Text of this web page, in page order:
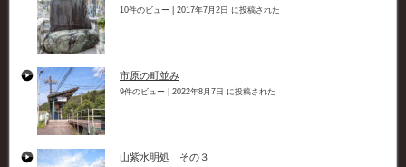
10件のビュー 2017年7月2日 に投稿された
市原の町並み
9件のビュー 2022年8月7日 に投稿された
山紫水明処 その３